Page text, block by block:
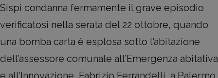
Sispi condanna fermamente il grave episodio
verificatosi nella serata del 22 ottobre, quando
una bomba carta è esplosa sotto l’abitazione
dell’assessore comunale all’Emergenza abitativa
e all’Innovazione, Fabrizio Ferrandelli, a Palermo.